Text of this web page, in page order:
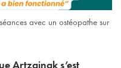
avec un ostéopathe sur
Artzainak s’est